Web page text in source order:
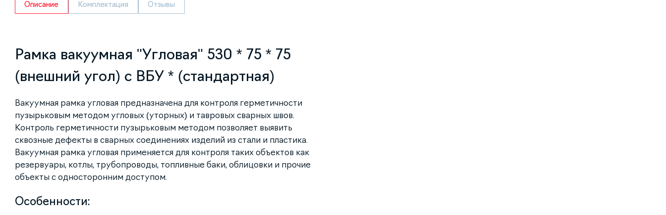
Описание Комплектация Отзывы
Рамка вакуумная "Угловая" 530 * 75 * 75
(внешний угол) с ВБУ * (стандартная)
Вакуумная рамка угловая предназначена для контроля герметичности
пузырьковым методом угловых (уторных) и тавровых сварных швов.
Контроль герметичности пузырьковым методом позволяет выявить
сквозные дефекты в сварных соединениях изделий из стали и пластика.
Вакуумная рамка угловая применяется для контроля таких объектов как
резервуары, котлы, трубопроводы, топливные баки, облицовки и прочие
объекты с односторонним доступом.
Особенности: